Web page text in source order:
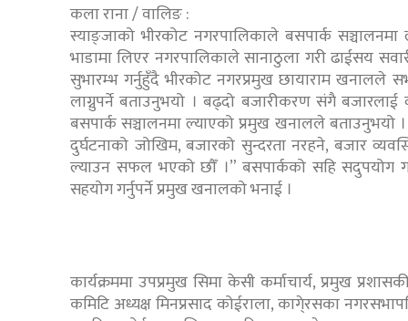
कला राना / वालिङ :
स्याङ्जाको भीरकोट नगरपालिकाले बसपार्क
भाडामा लिएर नगरपालिकाले सानाठुला गरी ढाईसय
सुभारम्भ गर्नुहुँदै भीरकोट नगरप्रमुख छायाराम खनालले
लाग्नुपर्ने बताउनुभयो । बढ्दो बजारीकरण संगै
बसपार्क सञ्चालनमा ल्याएको प्रमुख खनालले बताउनुभयो
दुर्घटनाको जोखिम, बजारको सुन्दरता नरहने, बजार
ल्याउन सफल भएको छौँ ।” बसपार्कको सहि सदुपयोग
सहयोग गर्नुपर्ने प्रमुख खनालको भनाई ।
कार्यक्रममा उपप्रमुख सिमा केसी कर्माचार्य, प्रमुख
कमिटि अध्यक्ष मिनप्रसाद कोईराला, कागे्रसका